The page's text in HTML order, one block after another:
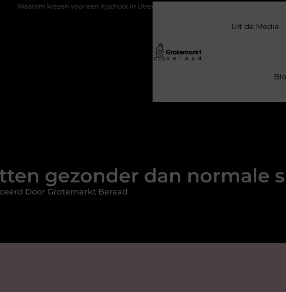
voor een rijschool in Utrecht? Duurzaamheid verweven in de bedrijfsvoering
Uit de Media
gezonder dan normale
Door Grotemarkt Beraad